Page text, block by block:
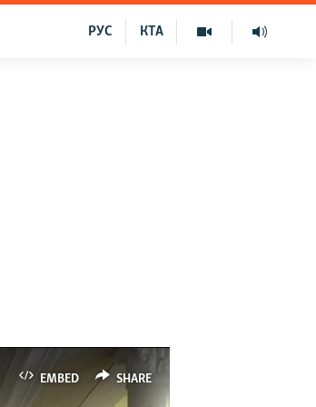
КТА
РУС
EMBED SHARE